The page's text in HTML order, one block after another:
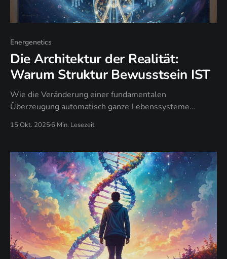
Energenetics
Die Architektur der Realität:
Warum Struktur Bewusstsein IST
Wie die Veränderung einer fundamentalen
Überzeugung automatisch ganze Lebenssysteme
derselben Architektur gefangen hält, und wann
ersetzt.
15 Okt. 2025 6 Min. Lesezeit